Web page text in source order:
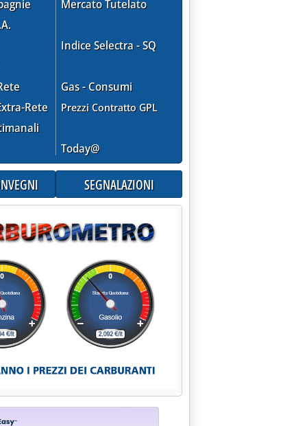
Rete
Mercato Tutelato
Indice Selectra - SQ
Gas - Consumi
Prezzi Contratto GPL
Today@
SEGNALAZIONI